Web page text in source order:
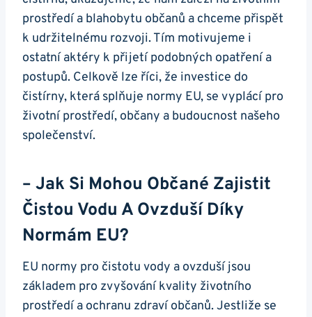
prostředí a blahobytu občanů a chceme přispět
k udržitelnému rozvoji. Tím motivujeme i
ostatní aktéry k přijetí podobných opatření a
postupů. Celkově lze říci, že investice do
čistírny, která splňuje normy EU, se vyplácí pro
životní prostředí, občany a budoucnost našeho
společenství.
– Jak Si Mohou Občané Zajistit
Čistou Vodu A Ovzduší Díky
Normám EU?
EU normy pro čistotu vody a ovzduší jsou
základem pro zvyšování kvality životního
prostředí a ochranu zdraví občanů. Jestliže se